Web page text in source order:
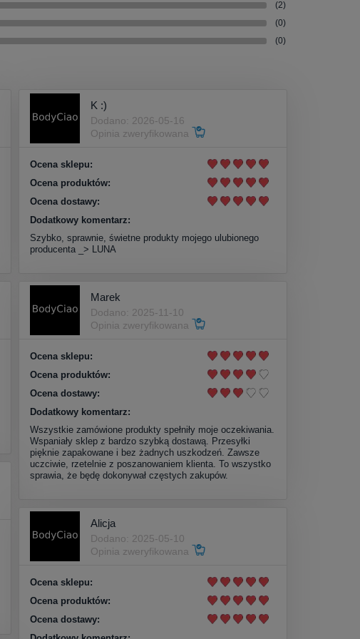
(2)
(0)
(0)
K :)
Dodano: 2026-05-16
Opinia zweryfikowana
Ocena sklepu:
Ocena produktów:
Ocena dostawy:
Dodatkowy komentarz:
Szybko, sprawnie, świetne produkty mojego ulubionego
producenta _> LUNA
Marek
Dodano: 2025-11-10
Opinia zweryfikowana
Ocena sklepu:
Ocena produktów:
Ocena dostawy:
Dodatkowy komentarz:
Wszystkie zamówione produkty spełniły moje oczekiwania.
Wspaniały sklep z bardzo szybką dostawą. Przesyłki
pięknie zapakowane i bez żadnych uszkodzeń. Zawsze
uczciwie, rzetelnie z poszanowaniem klienta. To wszystko
sprawia, że będę dokonywał częstych zakupów.
Alicja
Dodano: 2025-05-10
Opinia zweryfikowana
Ocena sklepu:
Ocena produktów:
Ocena dostawy: